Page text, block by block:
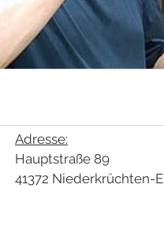
Adresse:
Hauptstraße 89
41372 Niederkrüchten-